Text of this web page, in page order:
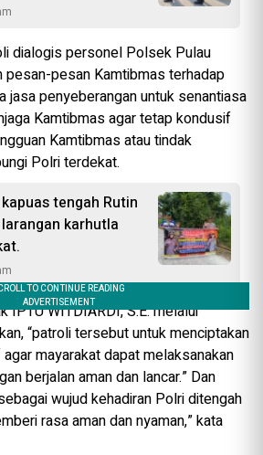
dialogis personel Polsek Pulau
pesan-pesan Kamtibmas terhadap
jasa penyeberangan untuk senantiasa
Kamtibmas agar tetap kondusif
Kamtibmas atau tindak
Polri terdekat.
tengah Rutin
karhutla
IPTU WITDIARDI, S.E. melalui
“patroli tersebut untuk menciptakan
mayarakat dapat melaksanakan
berjalan aman dan lancar.” Dan
wujud kehadiran Polri ditengah
rasa aman dan nyaman,” kata